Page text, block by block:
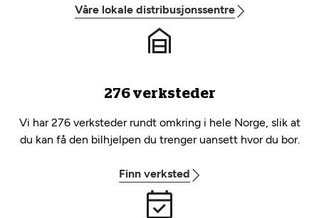
Våre lokale distribusjonssentre
276 verksteder
Vi har 276 verksteder rundt omkring i hele Norge, slik at
du kan få den bilhjelpen du trenger uansett hvor du bor.
Finn verksted